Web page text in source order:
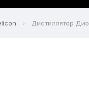
Дистиллятор